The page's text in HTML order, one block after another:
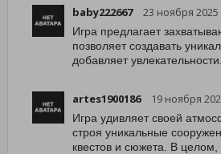
baby222667 23 ноября 2025
Игра предлагает
позволяет создавать
добавляет
artes1900186 19 ноября
Игра удивляет своей
строя уникальные
квестов и сюжета. В целом,